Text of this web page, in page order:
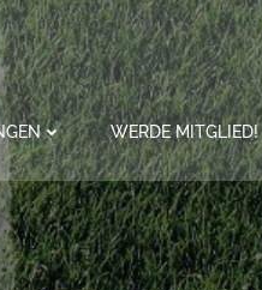
WERDE MITGLIED!